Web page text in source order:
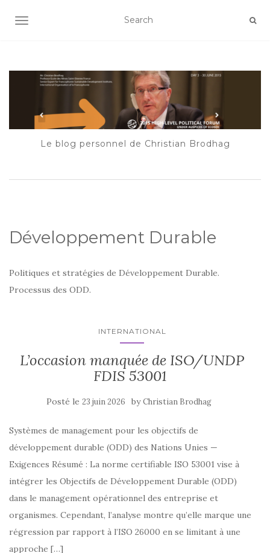
AFFICHER/MASQUER LA NAVIGATION
Le blog personnel de Christian Brodhag
Développement Durable
Politiques et stratégies de Développement Durable.
Processus des ODD.
INTERNATIONAL
L’occasion manquée de ISO/UNDP
FDIS 53001
Posté le 23 juin 2026 byChristian Brodhag
Systèmes de management pour les objectifs de
développement durable (ODD) des Nations Unies —
Exigences Résumé : La norme certifiable ISO 53001 vise à
intégrer les Objectifs de Développement Durable (ODD)
dans le management opérationnel des entreprise et
organismes. Cependant, l’analyse montre qu’elle marque une
régression par rapport à l’ISO 26000 en se limitant à une
approche […]